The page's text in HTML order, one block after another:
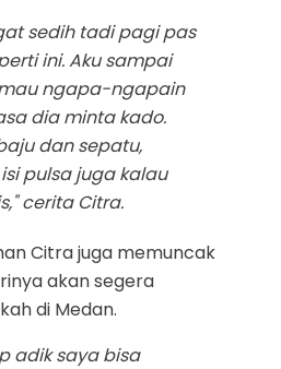
sedih tadi pagi pas
ini. Aku sampai
ngapa-ngapain
dia minta kado.
dan sepatu,
pulsa juga kalau
cerita Citra.
Citra juga memuncak
akan segera
di Medan.
adik saya bisa